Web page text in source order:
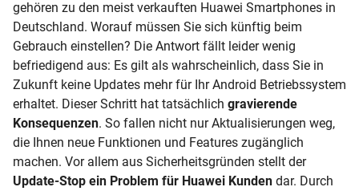
gehören zu den meist verkauften Huawei Smartphones in
Deutschland. Worauf müssen Sie sich künftig beim
Gebrauch einstellen? Die Antwort fällt leider wenig
befriedigend aus: Es gilt als wahrscheinlich, dass Sie in
Zukunft keine Updates mehr für Ihr Android Betriebssystem
erhaltet. Dieser Schritt hat tatsächlich gravierende
Konsequenzen. So fallen nicht nur Aktualisierungen weg,
die Ihnen neue Funktionen und Features zugänglich
machen. Vor allem aus Sicherheitsgründen stellt der
Update-Stop ein Problem für Huawei Kunden dar. Durch